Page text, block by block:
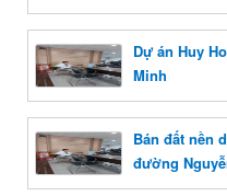
Dự án Huy
Minh
Bán đất nền
đường